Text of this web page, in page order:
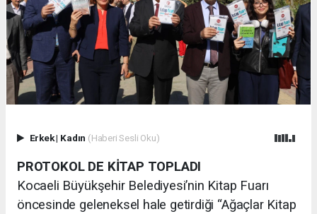
Erkek| Kadın (Haberi Sesli Oku)
PROTOKOL DE KİTAP TOPLADI
Kocaeli Büyükşehir Belediyesi’nin Kitap Fuarı
öncesinde geleneksel hale getirdiği “Ağaçlar Kitap